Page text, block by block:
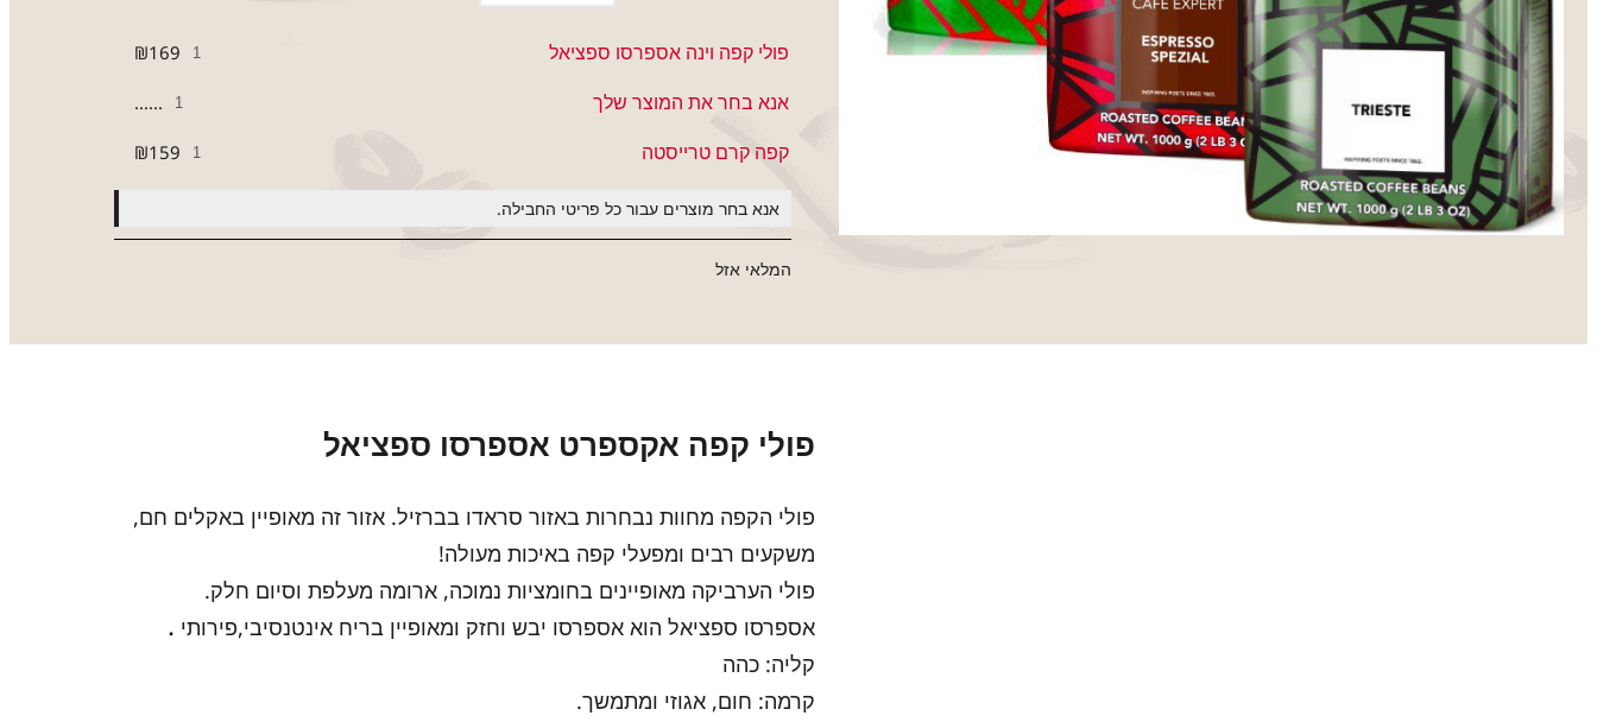
פולי קפה וינה אספרסו ספציאל ₪169
אנא בחר את המוצר שלך ......
קפה קרם טרייסטה ₪159
אנא בחר מוצרים עבור כל פריטי החבילה.
המלאי אזל
פולי קפה אקספרט אספרסו ספציאל
פולי הקפה מחוות נבחרות באזור סראדו בברזיל. אזור זה מאופיין באקלים חם,
משקעים רבים ומפעלי קפה באיכות מעולה!
פולי הערביקה מאופיינים בחומציות נמוכה, ארומה מעלפת וסיום חלק.
אספרסו ספציאל הוא אספרסו יבש וחזק ומאופיין בריח אינטנסיבי,פירותי .
קליה: כהה
קרמה: חום, אגוזי ומתמשך.